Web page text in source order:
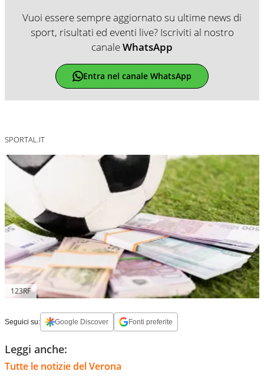
Vuoi essere sempre aggiornato su ultime news di
sport, risultati ed eventi live? Iscriviti al nostro
canaleWhatsApp
Entra nel canale WhatsApp
SPORTAL.IT
123RF
Seguici su: Google Discover Fonti preferite
Leggi anche:
Tutte le notizie del Verona